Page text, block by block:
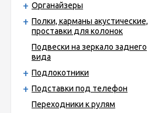
Органайзеры
Полки, карманы акустические,
проставки для колонок
Подвески на зеркало заднего
вида
Подлокотники
Подставки под телефон
Переходники к рулям